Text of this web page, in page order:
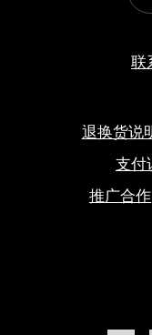
联
退换货说
支付
推广合作